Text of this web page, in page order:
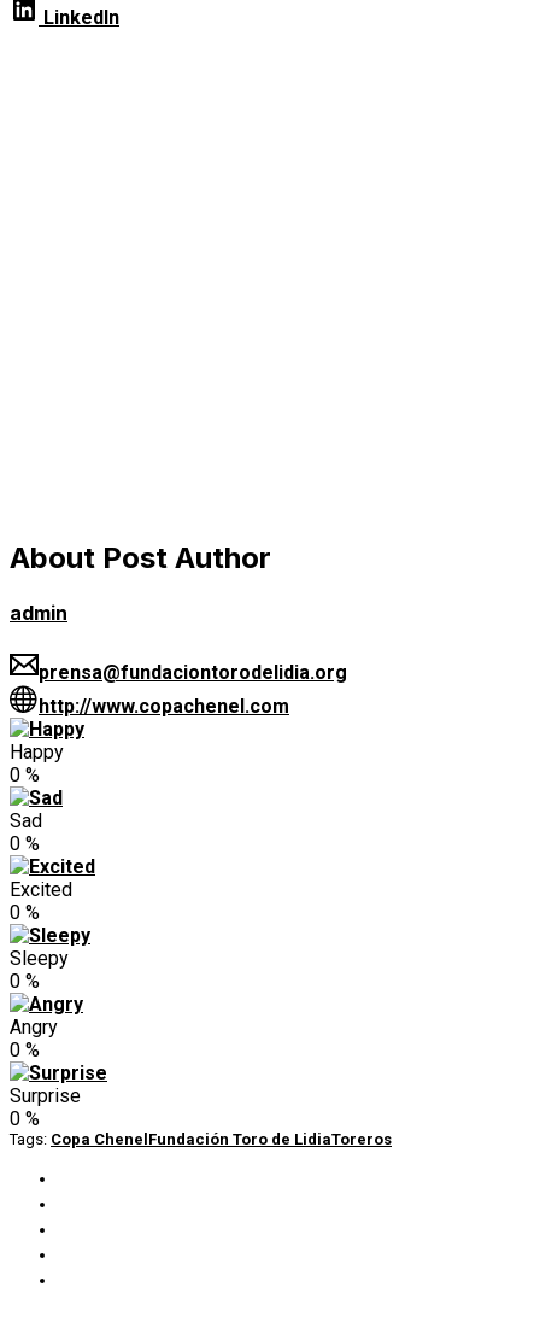
LinkedIn
About Post Author
admin
prensa@fundaciontorodelidia.org
http://www.copachenel.com
Happy
0 %
Sad
0 %
Excited
0 %
Sleepy
0 %
Angry
0 %
Surprise
0 %
Tags: Copa Chenel Fundación Toro de LidiaToreros